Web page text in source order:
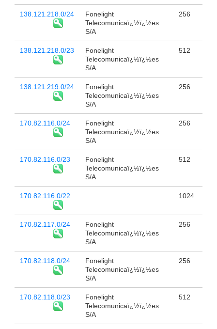
138.121.218.0/24
Fonelight
Telecomunicaï¿½ï¿½es
S/A
256
138.121.218.0/23
Fonelight
Telecomunicaï¿½ï¿½es
S/A
512
138.121.219.0/24
Fonelight
Telecomunicaï¿½ï¿½es
S/A
256
170.82.116.0/24
Fonelight
Telecomunicaï¿½ï¿½es
S/A
256
170.82.116.0/23
Fonelight
Telecomunicaï¿½ï¿½es
S/A
512
170.82.116.0/22 1024
170.82.117.0/24
Fonelight
Telecomunicaï¿½ï¿½es
S/A
256
170.82.118.0/24
Fonelight
Telecomunicaï¿½ï¿½es
S/A
256
170.82.118.0/23
Fonelight
Telecomunicaï¿½ï¿½es
S/A
512